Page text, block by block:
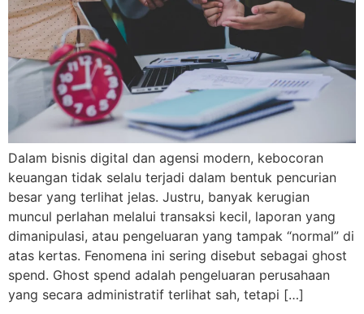
Dalam bisnis digital dan agensi modern, kebocoran
keuangan tidak selalu terjadi dalam bentuk pencurian
besar yang terlihat jelas. Justru, banyak kerugian
muncul perlahan melalui transaksi kecil, laporan yang
dimanipulasi, atau pengeluaran yang tampak “normal” di
atas kertas. Fenomena ini sering disebut sebagai ghost
spend. Ghost spend adalah pengeluaran perusahaan
yang secara administratif terlihat sah, tetapi […]